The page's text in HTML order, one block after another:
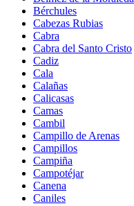
Bérchules
Cabezas Rubias
Cabra
Cabra del Santo Cristo
Cadiz
Cala
Calañas
Calicasas
Camas
Cambil
Campillo de Arenas
Campillos
Campiña
Campotéjar
Canena
Caniles